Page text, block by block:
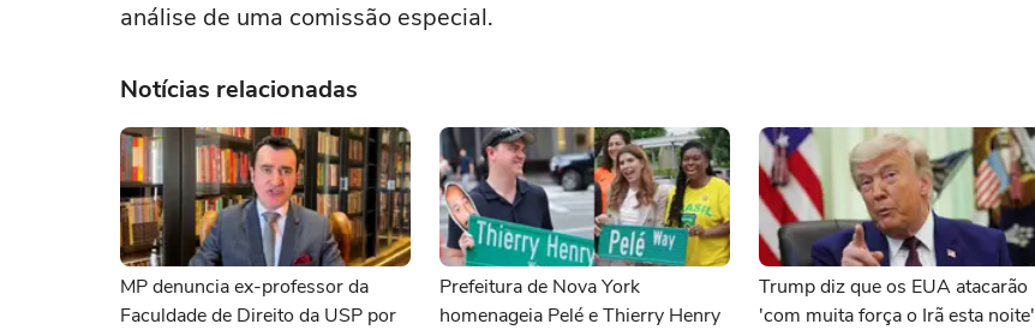
análise de uma comissão especial.
Notícias relacionadas
MP denuncia ex-professor da
Faculdade de Direito da USP por
Prefeitura de Nova York
homenageia Pelé e Thierry Henry
Trump diz que os EUA atacarão
'com muita força o Irã esta noite'